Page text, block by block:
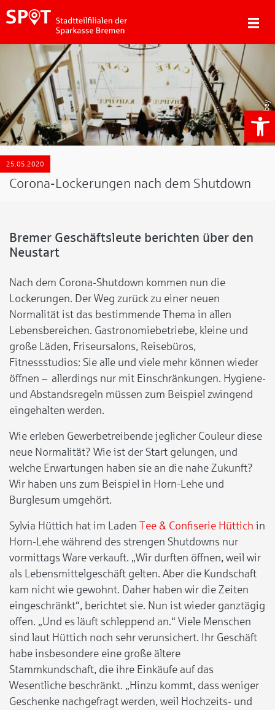
Pixabay
25.05.2020
Corona-Lockerungen nach dem Shutdown
Bremer Geschäftsleute berichten über den
Neustart
Nach dem Corona-Shutdown kommen nun die
Lockerungen. Der Weg zurück zu einer neuen
Normalität ist das bestimmende Thema in allen
Lebensbereichen. Gastronomiebetriebe, kleine und
große Läden, Friseursalons, Reisebüros,
Fitnessstudios: Sie alle und viele mehr können wieder
öffnen – allerdings nur mit Einschränkungen. Hygiene-
und Abstandsregeln müssen zum Beispiel zwingend
eingehalten werden.
Wie erleben Gewerbetreibende jeglicher Couleur diese
neue Normalität? Wie ist der Start gelungen, und
welche Erwartungen haben sie an die nahe Zukunft?
Wir haben uns zum Beispiel in Horn-Lehe und
Burglesum umgehört.
Sylvia Hüttich hat im Laden Tee & Confiserie Hüttich in
Horn-Lehe während des strengen Shutdowns nur
vormittags Ware verkauft. „Wir durften öffnen, weil wir
als Lebensmittelgeschäft gelten. Aber die Kundschaft
kam nicht wie gewohnt. Daher haben wir die Zeiten
eingeschränkt“, berichtet sie. Nun ist wieder ganztägig
offen. „Und es läuft schleppend an.“ Viele Menschen
sind laut Hüttich noch sehr verunsichert. Ihr Geschäft
habe insbesondere eine große ältere
Stammkundschaft, die ihre Einkäufe auf das
Wesentliche beschränkt. „Hinzu kommt, dass weniger
Geschenke nachgefragt werden, weil Hochzeits- und